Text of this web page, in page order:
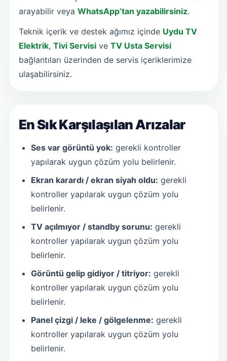
arayabilir veya WhatsApp’tan yazabilirsiniz.
Teknik içerik ve destek ağımız içinde Uydu TV
Elektrik, Tivi Servisi ve TV Usta Servisi
bağlantıları üzerinden de servis içeriklerimize
ulaşabilirsiniz.
En Sık Karşılaşılan Arızalar
Ses var görüntü yok: gerekli kontroller
yapılarak uygun çözüm yolu belirlenir.
Ekran karardı / ekran siyah oldu: gerekli
kontroller yapılarak uygun çözüm yolu
belirlenir.
TV açılmıyor / standby sorunu: gerekli
kontroller yapılarak uygun çözüm yolu
belirlenir.
Görüntü gelip gidiyor / titriyor: gerekli
kontroller yapılarak uygun çözüm yolu
belirlenir.
Panel çizgi / leke / gölgelenme: gerekli
kontroller yapılarak uygun çözüm yolu
belirlenir.